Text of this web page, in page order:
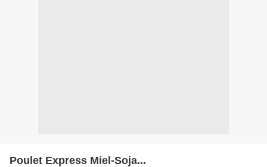
Poulet Express Miel-Soja...